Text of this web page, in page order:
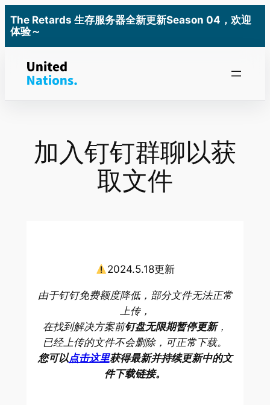
至
The Retards 生存服务器全新更新Season 04，欢迎
体验～
加入钉钉群聊以获
取文件
2024.5.18更新
由于钉钉免费额度降低，部分文件无法正常
上传，
在找到解决方案前钉盘无限期暂停更新，
已经上传的文件不会删除，可正常下载。
您可以点击这里获得最新并持续更新中的文
件下载链接。